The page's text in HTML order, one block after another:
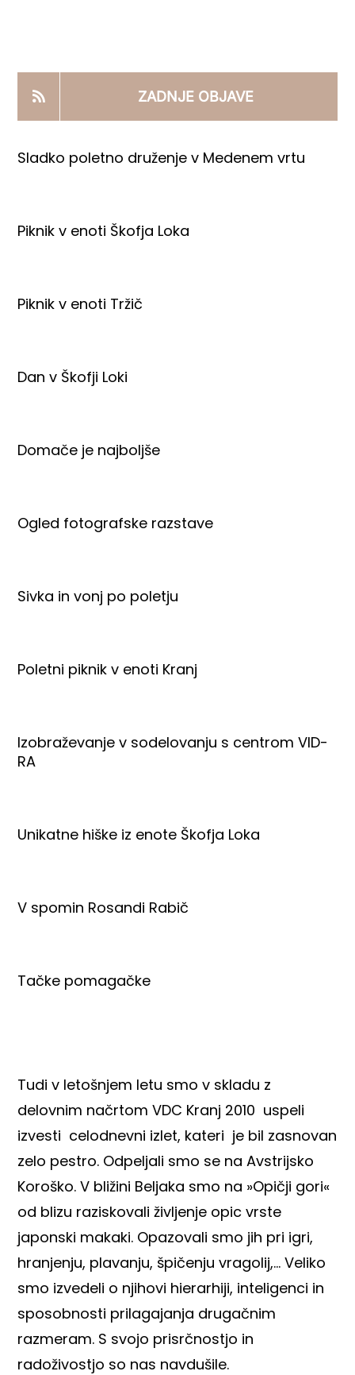
PRODAJNI IZDELKI
AKTUALNO
ZADNJE OBJAVE
Sladko poletno druženje v Medenem vrtu
Piknik v enoti Škofja Loka
Piknik v enoti Tržič
Dan v Škofji Loki
Domače je najboljše
Ogled fotografske razstave
Sivka in vonj po poletju
Poletni piknik v enoti Kranj
Izobraževanje v sodelovanju s centrom VID-
RA
Unikatne hiške iz enote Škofja Loka
V spomin Rosandi Rabič
Tačke pomagačke
Tudi v letošnjem letu smo v skladu z
delovnim načrtom VDC Kranj 2010 uspeli
izvesti celodnevni izlet, kateri je bil zasnovan
zelo pestro. Odpeljali smo se na Avstrijsko
Koroško. V bližini Beljaka smo na »Opičji gori«
od blizu raziskovali življenje opic vrste
japonski makaki. Opazovali smo jih pri igri,
hranjenju, plavanju, špičenju vragolij,… Veliko
smo izvedeli o njihovi hierarhiji, inteligenci in
sposobnosti prilagajanja drugačnim
razmeram. S svojo prisrčnostjo in
radoživostjo so nas navdušile.